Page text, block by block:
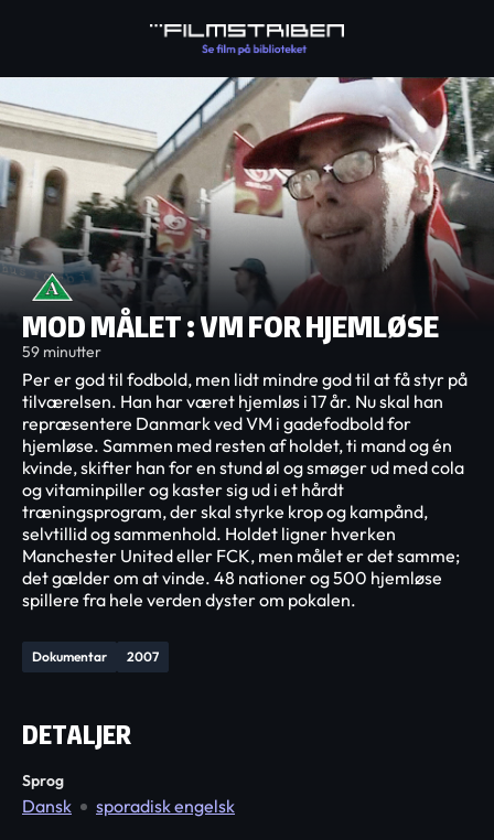
MOD MÅLET : VM FOR HJEMLØSE
59 minutter
Dokumentar 2007
Per er god til fodbold, men lidt mindre god til at få styr på
tilværelsen. Han har været hjemløs i 17 år. Nu skal han
repræsentere Danmark ved VM i gadefodbold for
hjemløse. Sammen med resten af holdet, ti mand og én
kvinde, skifter han for en stund øl og smøger ud med cola
og vitaminpiller og kaster sig ud i et hårdt
træningsprogram, der skal styrke krop og kampånd,
selvtillid og sammenhold. Holdet ligner hverken
Manchester United eller FCK, men målet er det samme;
det gælder om at vinde. 48 nationer og 500 hjemløse
spillere fra hele verden dyster om pokalen.
DETALJER
Sprog
Dansk sporadisk engelsk